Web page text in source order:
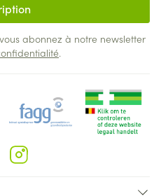
abonnez à notre newsletter
.